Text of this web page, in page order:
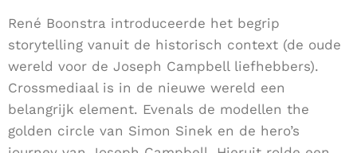
René Boonstra introduceerde het begrip
storytelling vanuit de historisch context (de oude
wereld voor de Joseph Campbell liefhebbers).
Crossmediaal is in de nieuwe wereld een
belangrijk element. Evenals de modellen the
golden circle van Simon Sinek en de hero’s